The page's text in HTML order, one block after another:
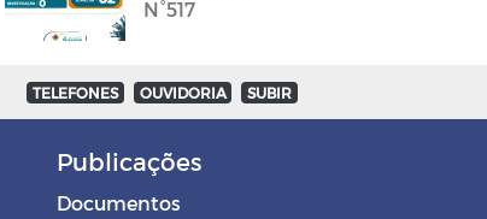
N°517
TELEFONES OUVIDORIA SUBIR
Publicações
Documentos